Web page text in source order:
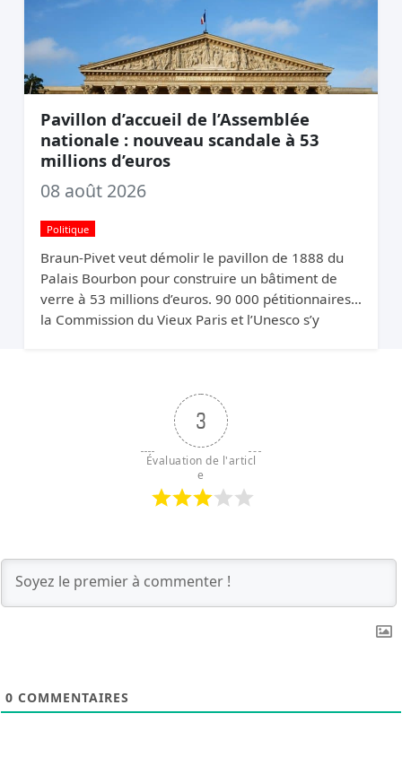
Pavillon d’accueil de l’Assemblée
nationale : nouveau scandale à 53
millions d’euros
08 août 2026
Politique
Braun-Pivet veut démolir le pavillon de 1888 du
Palais Bourbon pour construire un bâtiment de
verre à 53 millions d’euros. 90 000 pétitionnaires,
la Commission du Vieux Paris et l’Unesco s’y
3
Évaluation de l'articl
e
0 COMMENTAIRES